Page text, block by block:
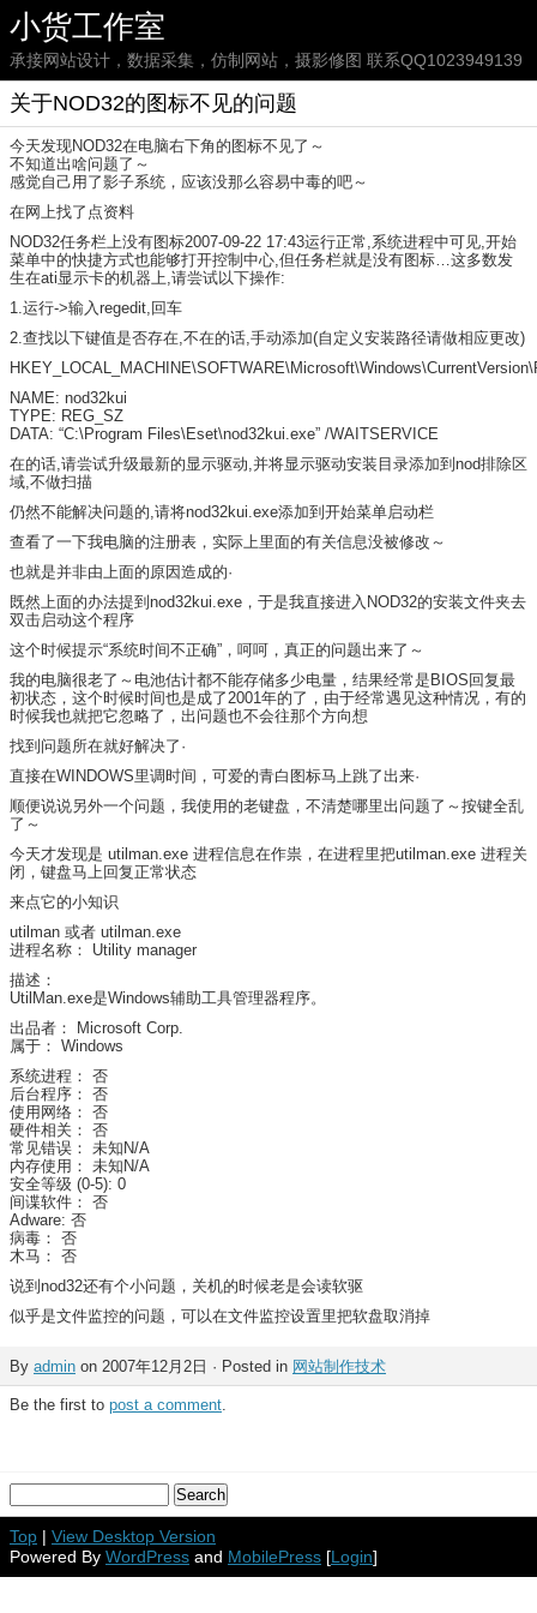
小货工作室
承接网站设计，数据采集，仿制网站，摄影修图 联系QQ1023949139
关于NOD32的图标不见的问题
今天发现NOD32在电脑右下角的图标不见了～
不知道出啥问题了～
感觉自己用了影子系统，应该没那么容易中毒的吧～
在网上找了点资料
NOD32任务栏上没有图标2007-09-22 17:43运行正常,系统进程中可见,开始
菜单中的快捷方式也能够打开控制中心,但任务栏就是没有图标…这多数发
生在ati显示卡的机器上,请尝试以下操作:
1.运行->输入regedit,回车
2.查找以下键值是否存在,不在的话,手动添加(自定义安装路径请做相应更改)
NAME: nod32kui
TYPE: REG_SZ
DATA: “C:\Program Files\Eset\nod32kui.exe” /WAITSERVICE
在的话,请尝试升级最新的显示驱动,并将显示驱动安装目录添加到nod排除区
域,不做扫描
仍然不能解决问题的,请将nod32kui.exe添加到开始菜单启动栏
查看了一下我电脑的注册表，实际上里面的有关信息没被修改～
也就是并非由上面的原因造成的·
既然上面的办法提到nod32kui.exe，于是我直接进入NOD32的安装文件夹去
双击启动这个程序
这个时候提示“系统时间不正确”，呵呵，真正的问题出来了～
我的电脑很老了～电池估计都不能存储多少电量，结果经常是BIOS回复最
初状态，这个时候时间也是成了2001年的了，由于经常遇见这种情况，有的
时候我也就把它忽略了，出问题也不会往那个方向想
找到问题所在就好解决了·
直接在WINDOWS里调时间，可爱的青白图标马上跳了出来·
顺便说说另外一个问题，我使用的老键盘，不清楚哪里出问题了～按键全乱
了～
今天才发现是 utilman.exe 进程信息在作祟，在进程里把utilman.exe 进程关
闭，键盘马上回复正常状态
来点它的小知识
utilman 或者 utilman.exe
进程名称： Utility manager
描述：
UtilMan.exe是Windows辅助工具管理器程序。
出品者： Microsoft Corp.
属于： Windows
系统进程： 否
后台程序： 否
使用网络： 否
硬件相关： 否
常见错误： 未知N/A
内存使用： 未知N/A
安全等级 (0-5): 0
间谍软件： 否
Adware: 否
病毒： 否
木马： 否
说到nod32还有个小问题，关机的时候老是会读软驱
似乎是文件监控的问题，可以在文件监控设置里把软盘取消掉
By admin on 2007年12月2日 · Posted in 网站制作技术
Be the first to post a comment.
Top | View Desktop Version
Powered By WordPress and MobilePress [Login]